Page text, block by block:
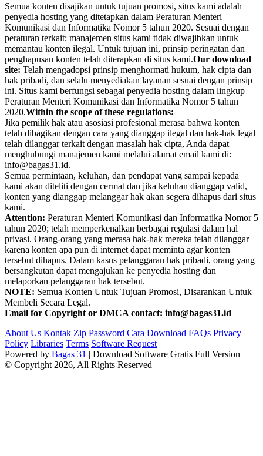
Semua konten disajikan untuk tujuan promosi, situs kami adalah
penyedia hosting yang ditetapkan dalam Peraturan Menteri
Komunikasi dan Informatika Nomor 5 tahun 2020. Sesuai dengan
peraturan terkait; manajemen situs kami tidak diwajibkan untuk
memantau konten ilegal. Untuk tujuan ini, prinsip peringatan dan
penghapusan konten telah diterapkan di situs kami.Our download
site: Telah mengadopsi prinsip menghormati hukum, hak cipta dan
hak pribadi, dan selalu menyediakan layanan sesuai dengan prinsip
ini. Situs kami berfungsi sebagai penyedia hosting dalam lingkup
Peraturan Menteri Komunikasi dan Informatika Nomor 5 tahun
2020.Within the scope of these regulations:
Jika pemilik hak atau asosiasi profesional merasa bahwa konten
telah dibagikan dengan cara yang dianggap ilegal dan hak-hak legal
telah dilanggar terkait dengan masalah hak cipta, Anda dapat
menghubungi manajemen kami melalui alamat email kami di:
info@bagas31.id.
Semua permintaan, keluhan, dan pendapat yang sampai kepada
kami akan diteliti dengan cermat dan jika keluhan dianggap valid,
konten yang dianggap melanggar hak akan segera dihapus dari situs
kami.
Attention: Peraturan Menteri Komunikasi dan Informatika Nomor 5
tahun 2020; telah memperkenalkan berbagai regulasi dalam hal
privasi. Orang-orang yang merasa hak-hak mereka telah dilanggar
karena konten apa pun di internet dapat meminta agar konten
tersebut dihapus. Dalam kasus pelanggaran hak pribadi, orang yang
bersangkutan dapat mengajukan ke penyedia hosting dan
melaporkan pelanggaran hak tersebut.
NOTE: Semua Konten Untuk Tujuan Promosi, Disarankan Untuk
Membeli Secara Legal.
Email for Copyright or DMCA contact: info@bagas31.id
About Us Kontak Zip Password Cara Download FAQs Privacy
Policy Libraries Terms Software Request
Powered by Bagas 31 | Download Software Gratis Full Version
© Copyright 2026, All Rights Reserved